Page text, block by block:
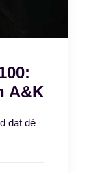
A&K
dat dé